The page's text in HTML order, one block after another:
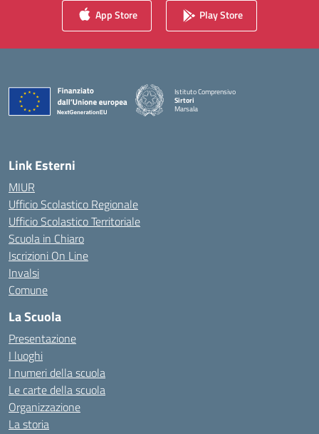
App Store Play Store
Istituto Comprensivo
Sirtori
Marsala
Link Esterni
MIUR
Ufficio Scolastico Regionale
Ufficio Scolastico Territoriale
Scuola in Chiaro
Iscrizioni On Line
Invalsi
Comune
La Scuola
Presentazione
I luoghi
I numeri della scuola
Le carte della scuola
Organizzazione
La storia